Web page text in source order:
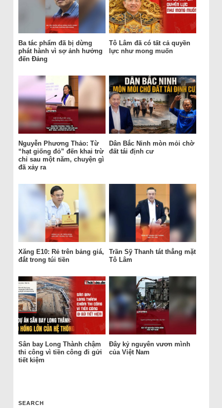
Ba tác phẩm đã bị dừng
phát hành vì sợ ảnh hưởng
đến Đảng
Tô Lâm đã có tất cả quyền
lực như mong muốn
Nguyễn Phương Thảo: Từ
“hạt giống đỏ” đến khai trừ
chỉ sau một năm, chuyện gì
đã xảy ra
Dân Bắc Ninh mòn mỏi chờ
đất tái định cư
Xăng E10: Rẻ trên bảng giá,
đắt trong túi tiền
Trần Sỹ Thanh tát thẳng mặt
Tô Lâm
Sân bay Long Thành chậm
thi công vì tiền công đi gửi
tiết kiệm
Đây kỷ nguyên vươn mình
của Việt Nam
SEARCH